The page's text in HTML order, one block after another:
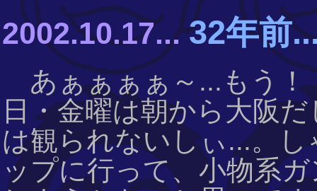
2002.10.17...32年前
あぁぁぁぁ～...もう！
日・金曜は朝から大阪
は観られないしぃ...。
ップに行って、小物系